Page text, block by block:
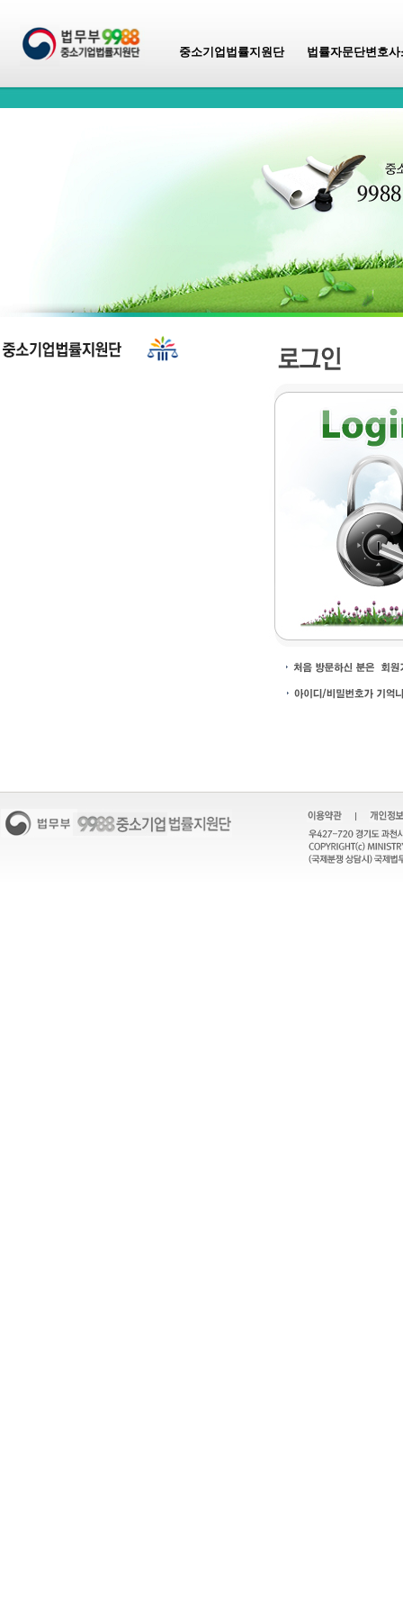
중소기업법률지원단 법률자문단변호사